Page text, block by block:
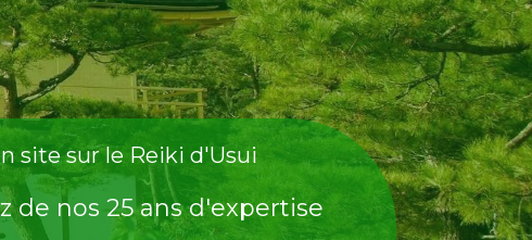
site sur le Reiki d'Usui
de nos 25 ans d'expertise